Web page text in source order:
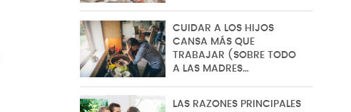
CUIDAR A LOS HIJOS
CANSA MÁS QUE
TRABAJAR (SOBRE TODO
A LAS MADRES…
LAS RAZONES PRINCIPALES